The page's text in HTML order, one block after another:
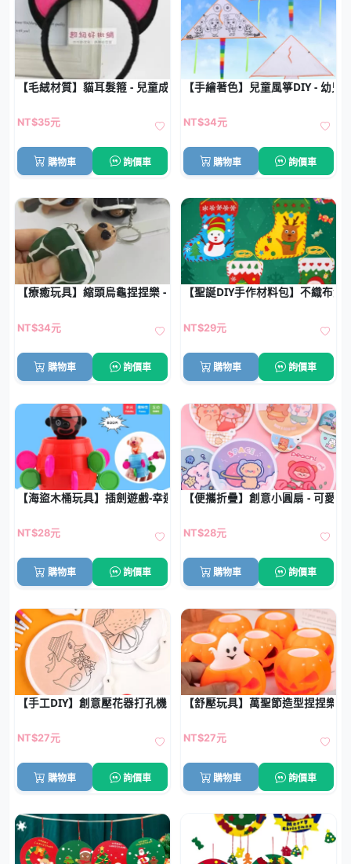
【毛絨材質】貓耳髮箍 - 兒童成人創意變裝髮飾
NT$35元
購物車 詢價車
【手繪著色】兒童風箏DIY - 幼兒
NT$34元
購物車 詢價車
【療癒玩具】縮頭烏龜捏捏樂 - 創意減壓吊飾小玩具
NT$34元
購物車 詢價車
【聖誕DIY手作材料包】不織布
NT$29元
購物車 詢價車
【海盜木桶玩具】插劍遊戲-幸運刺擊團康益智桌遊
NT$28元
購物車 詢價車
【便攜折疊】創意小圓扇 - 可愛圖
NT$28元
購物車 詢價車
【手工DIY】創意壓花器打孔機 - 造型打洞裁切工具
NT$27元
購物車 詢價車
【舒壓玩具】萬聖節造型捏捏樂 -
NT$27元
購物車 詢價車